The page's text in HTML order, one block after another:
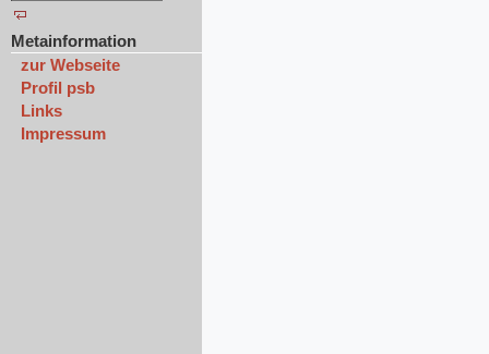
Metainformation
zur Webseite
Profil psb
Links
Impressum